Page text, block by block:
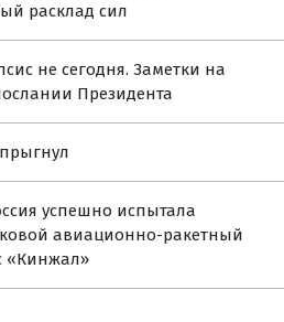
расклад сил
не сегодня. Заметки на
Президента
успешно испытала
авиационно-ракетный
«Кинжал»